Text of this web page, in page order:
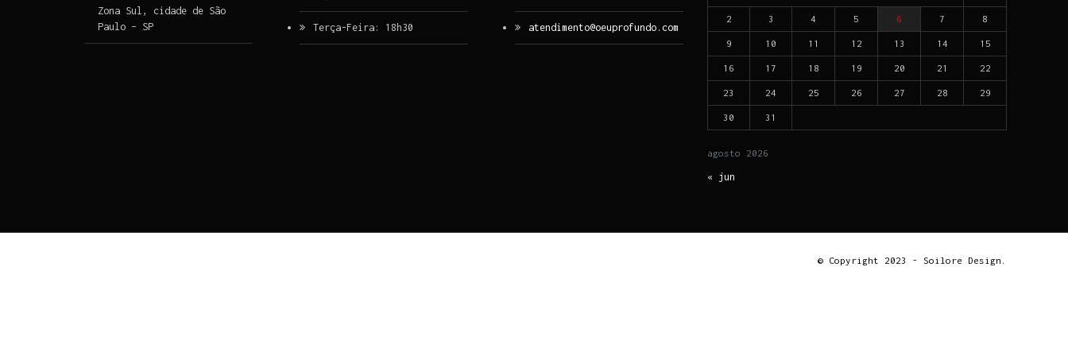
Zona Sul, cidade de São
Paulo – SP
Terça-Feira: 18h30 atendimento@oeuprofundo.com
agosto 2026
2 3 4 5 6 7 8
9 10 11 12 13 14 15
16 17 18 19 20 21 22
23 24 25 26 27 28 29
30 31
« jun
© Copyright 2023 - Soilore Design.